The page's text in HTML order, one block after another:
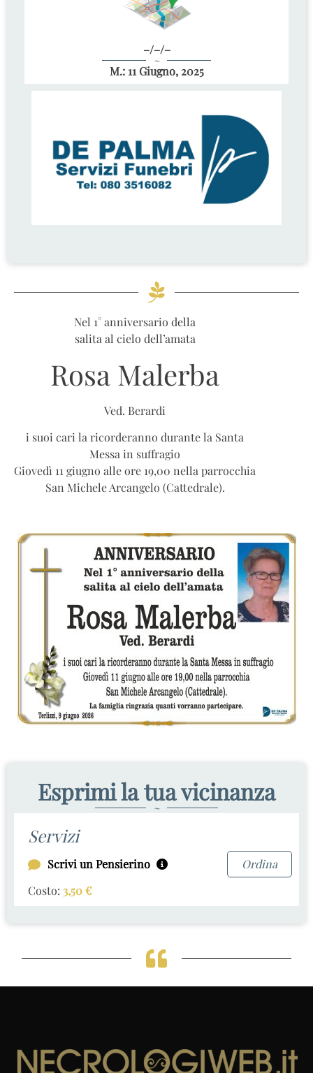
–/–/–
~
M.: 11 Giugno, 2025
Nel 1° anniversario della
salita al cielo dell’amata
Rosa Malerba
Ved. Berardi
i suoi cari la ricorderanno durante la Santa
Messa in suffragio
Giovedì 11 giugno alle ore 19,00 nella parrocchia
San Michele Arcangelo (Cattedrale).
Esprimi la tua vicinanza
~
Servizi
Scrivi un Pensierino
Ordina
Costo: 3,50€